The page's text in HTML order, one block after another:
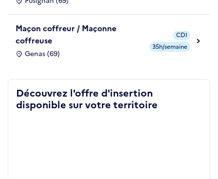
Maçon coffreur / Maçonne
coffreuse
Genas (69)
CDI
35h/semaine
Découvrez l'offre d'insertion
disponible sur votre territoire